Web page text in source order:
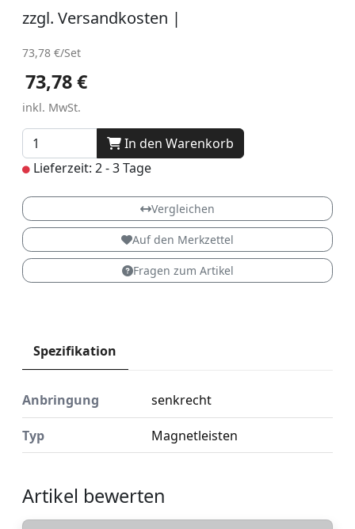
zzgl. Versandkosten |
73,78 €/Set
73,78 €73,78 €
inkl. MwSt.
In den Warenkorb
Lieferzeit: 2 - 3 Tage
Vergleichen
Auf den Merkzettel
Fragen zum Artikel
Spezifikation
Anbringung senkrecht
Typ Magnetleisten
Artikel bewerten